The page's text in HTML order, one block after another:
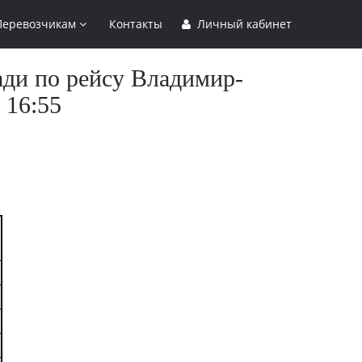
Контакты Личный кабинет
по рейсу Владимир-
16:55